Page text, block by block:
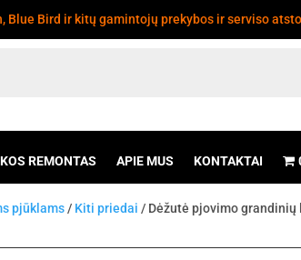
Blue Bird ir kitų gamintojų prekybos ir serviso
REMONTAS APIE MUS KONTAKTAI
pjūklams / Kiti priedai / Dėžutė pjovimo grandinių